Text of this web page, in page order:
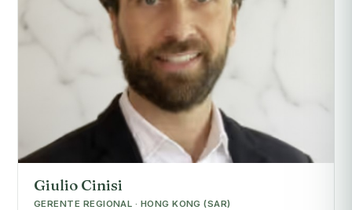
Giulio Cinisi
GERENTE REGIONAL · HONG KONG (SAR)